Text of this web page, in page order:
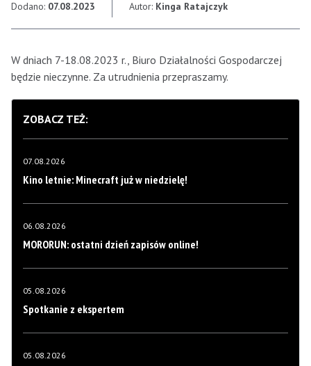
Dodano: 07.08.2023 Autor: Kinga Ratajczyk
W dniach 7-18.08.2023 r., Biuro Działalności Gospodarczej
będzie nieczynne. Za utrudnienia przepraszamy.
ZOBACZ TEŻ:
07.08.2026
Kino letnie: Minecraft już w niedzielę!
06.08.2026
MORORUN: ostatni dzień zapisów online!
05.08.2026
Spotkanie z ekspertem
05.08.2026